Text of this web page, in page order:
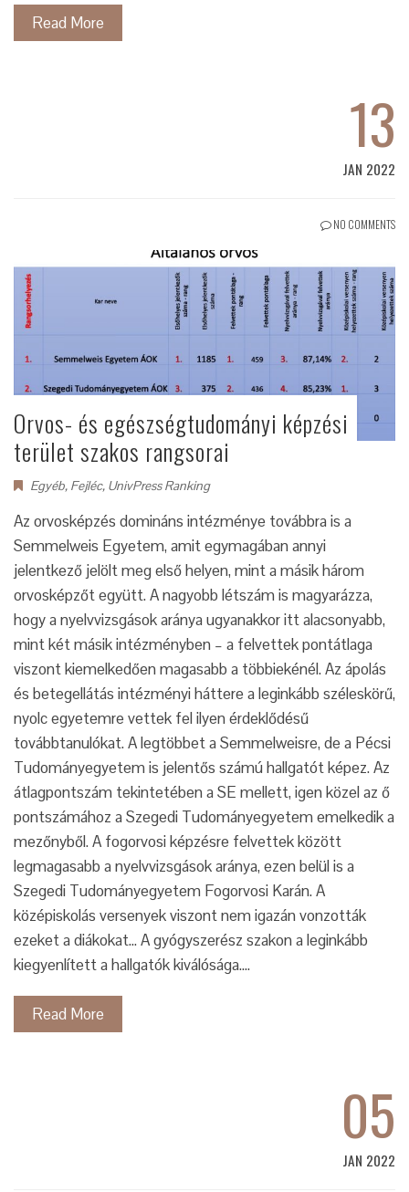
Read More
13
JAN 2022
NO COMMENTS
Orvos- és egészségtudományi képzési
terület szakos rangsorai
Egyéb, Fejléc, UnivPress Ranking
Az orvosképzés domináns intézménye továbbra is a
Semmelweis Egyetem, amit egymagában annyi
jelentkező jelölt meg első helyen, mint a másik három
orvosképzőt együtt. A nagyobb létszám is magyarázza,
hogy a nyelvvizsgások aránya ugyanakkor itt alacsonyabb,
mint két másik intézményben – a felvettek pontátlaga
viszont kiemelkedően magasabb a többiekénél. Az ápolás
és betegellátás intézményi háttere a leginkább széleskörű,
nyolc egyetemre vettek fel ilyen érdeklődésű
továbbtanulókat. A legtöbbet a Semmelweisre, de a Pécsi
Tudományegyetem is jelentős számú hallgatót képez. Az
átlagpontszám tekintetében a SE mellett, igen közel az ő
pontszámához a Szegedi Tudományegyetem emelkedik a
mezőnyből. A fogorvosi képzésre felvettek között
legmagasabb a nyelvvizsgások aránya, ezen belül is a
Szegedi Tudományegyetem Fogorvosi Karán. A
középiskolás versenyek viszont nem igazán vonzották
ezeket a diákokat... A gyógyszerész szakon a leginkább
kiegyenlített a hallgatók kiválósága.…
Read More
05
JAN 2022